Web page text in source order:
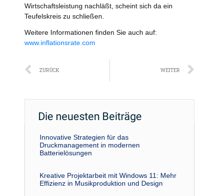
Wirtschaftsleistung nachläßt, scheint sich da ein
Teufelskreis zu schließen.
Weitere Informationen finden Sie auch auf:
www.inflationsrate.com
Zurück
ZURÜCK WEITER
Die neuesten Beiträge
Innovative Strategien für das
Druckmanagement in modernen
Batterielösungen
Kreative Projektarbeit mit Windows 11: Mehr
Effizienz in Musikproduktion und Design